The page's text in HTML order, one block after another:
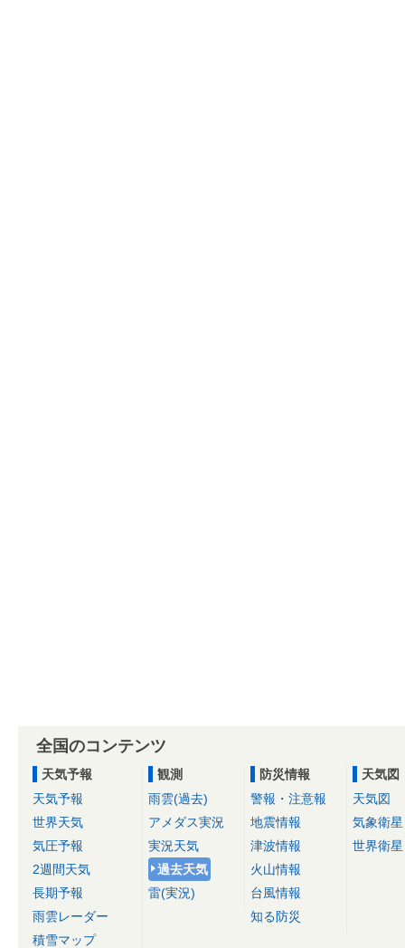
全国のコンテンツ
天気予報
天気予報
世界天気
気圧予報
2週間天気
長期予報
雨雲レーダー
積雪マップ
観測
雨雲(過去)
アメダス実況
実況天気
過去天気
雷(実況)
防災情報
警報・注意報
地震情報
津波情報
火山情報
台風情報
知る防災
天気図
天気図
気象衛星
世界衛星